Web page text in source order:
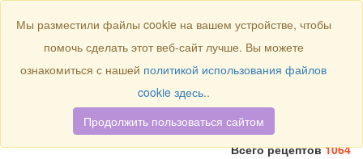
Всего рецептов1064
Мы разместили файлы cookie на вашем устройстве, чтобы
помочь сделать этот веб-сайт лучше. Вы можете
ознакомиться с нашей политикой использования файлов
cookie здесь..
Продолжить пользоваться сайтом